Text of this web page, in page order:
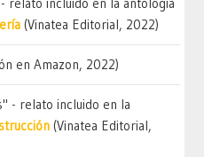
(Vinatea Editorial, 2022)
en Amazon, 2022)
- relato incluido en la
(Vinatea Editorial,